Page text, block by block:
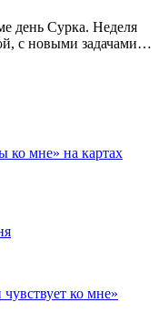
день Сурка. Неделя
с новыми задачами…
мне» на картах
ко мне»